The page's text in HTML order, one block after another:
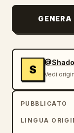
minuscolo
alto a
S Vedi
PUBBLICATO
LINGUA